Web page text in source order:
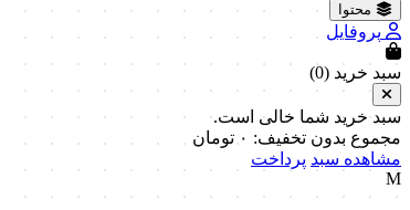
محتوا
پروفایل
سبد خرید (0
)
سبد خرید شما خالی است.
مجموع بدون تخفیف: ۰ تومان
مشاهده سبد پرداخت
M